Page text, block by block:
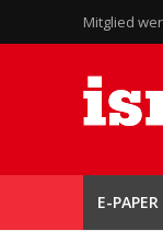
Mitglied
E-PAPER